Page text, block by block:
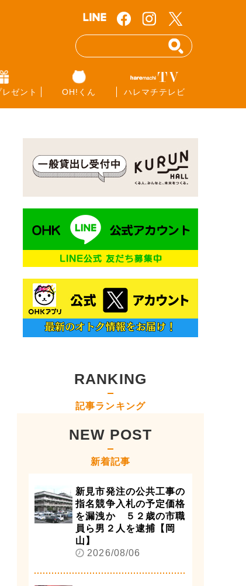
ゼント OH!くん ハレマチテレビ
RANKING
記事ランキング
NEW POST
新着記事
新見市発注の公共工事の
指名競争入札の予定価格
を漏洩か ５２歳の市職
員ら男２人を逮捕【岡
山】
2026/08/06